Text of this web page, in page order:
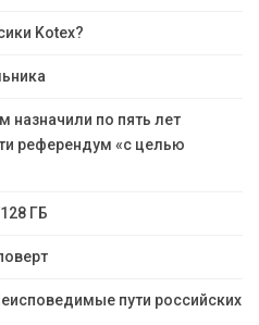
Kotex?
назначили по пять лет
референдум «с целью
ГБ
пути российских